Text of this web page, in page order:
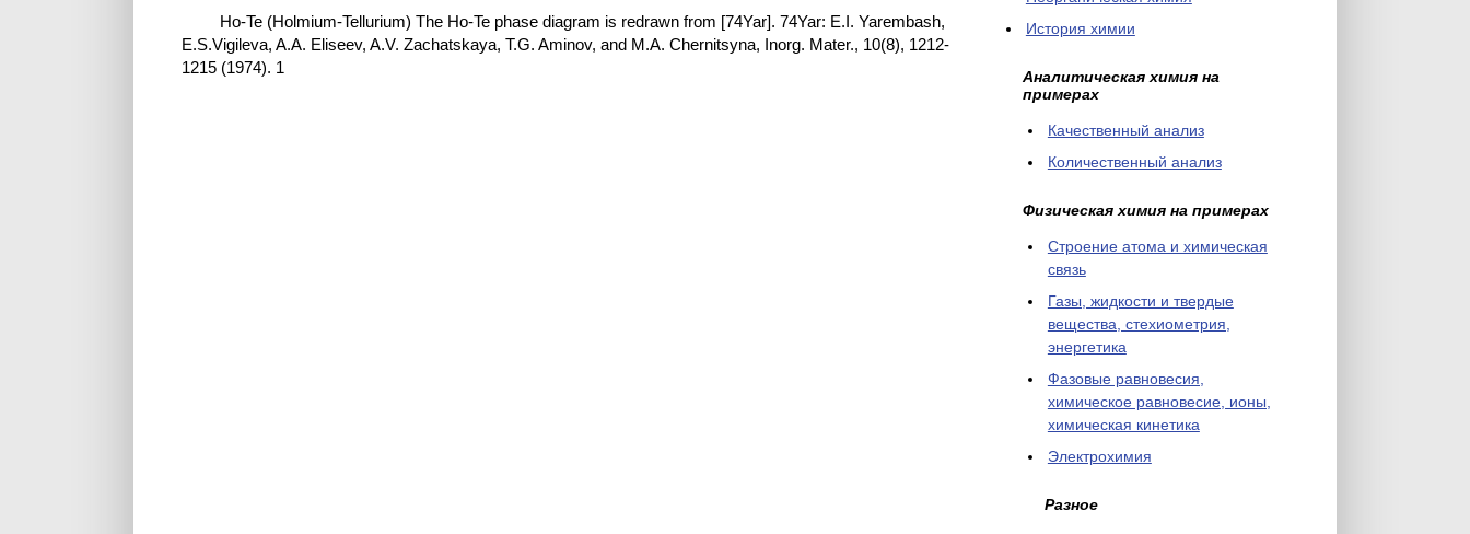
Ho-Te (Holmium-Tellurium) The Ho-Te phase diagram is redrawn from [74Yar]. 74Yar: E.I. Yarembash,
E.S.Vigileva, A.A. Eliseev, A.V. Zachatskaya, T.G. Aminov, and M.A. Chernitsyna, Inorg. Mater., 10(8), 1212-
1215 (1974). 1
История химии
Аналитическая химия на
примерах
Качественный анализ
Количественный анализ
Физическая химия на примерах
Cтроение атома и химическая
связь
Газы, жидкости и твердые
вещества, стехиометрия,
энергетика
Фазовые равновесия,
химическое равновесие, ионы,
химическая кинетика
Электрохимия
Разное